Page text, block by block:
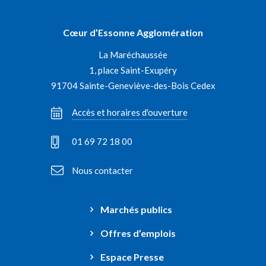
le
Facebook
le
Instagram
le
Linkedin
la
Youtube
Cœur d’Essonne Agglomération
La Maréchaussée
1, place Saint-Exupéry
91704 Sainte-Geneviève-des-Bois Cedex
Accès et horaires d'ouverture
01 69 72 18 00
Nous contacter
Marchés publics
Offres d’emplois
Espace Presse